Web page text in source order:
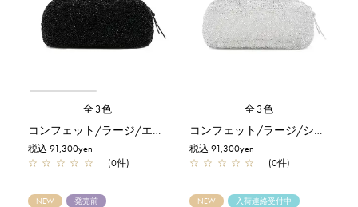
全3色
コンフェット/ラージ/エナメルブラック
税込 91,300yen
☆ ☆ ☆ ☆ ☆ (0件)
全3色
コンフェット/ラージ/シルバー
税込 91,300yen
☆ ☆ ☆ ☆ ☆ (0件)
NEW 発売前 NEW
入荷連絡受付中